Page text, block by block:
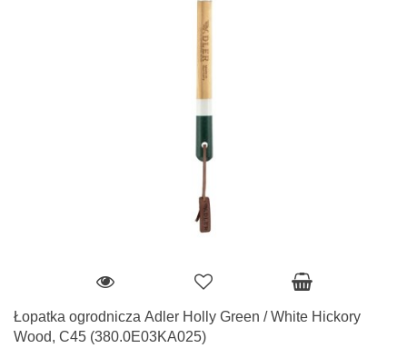
Łopatka ogrodnicza Adler Holly Green / White Hickory
Wood, C45 (380.0E03KA025)